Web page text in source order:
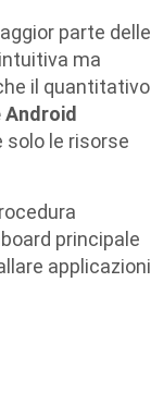
parte delle
ma
il quantitativo
Android
solo le risorse
principale
applicazioni